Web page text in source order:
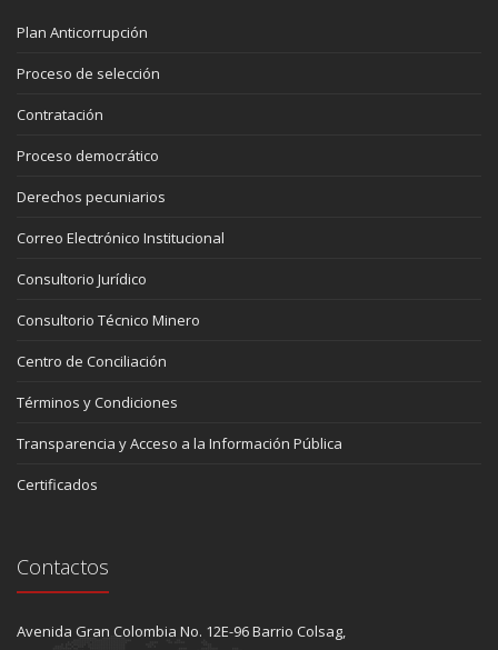
Plan Anticorrupción
Proceso de selección
Contratación
Proceso democrático
Derechos pecuniarios
Correo Electrónico Institucional
Consultorio Jurídico
Consultorio Técnico Minero
Centro de Conciliación
Términos y Condiciones
Transparencia y Acceso a la Información Pública
Certificados
Contactos
Avenida Gran Colombia No. 12E-96 Barrio Colsag,